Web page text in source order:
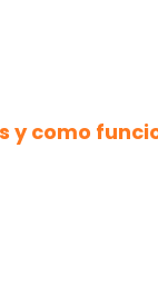
y como